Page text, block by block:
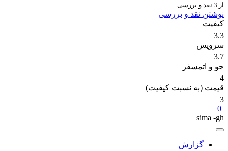
از 3 نقد و بررسی
نوشتن نقد و بررسی
کیفیت
3.3
سرویس
3.7
جو و اتمسفر
4
قیمت (به نسبت کیفیت)
3
0
sima -gh
گزارش